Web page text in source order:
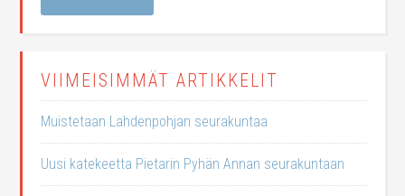
VIIMEISIMMÄT ARTIKKELIT
Muistetaan Lahdenpohjan seurakuntaa
Uusi katekeetta Pietarin Pyhän Annan seurakuntaan